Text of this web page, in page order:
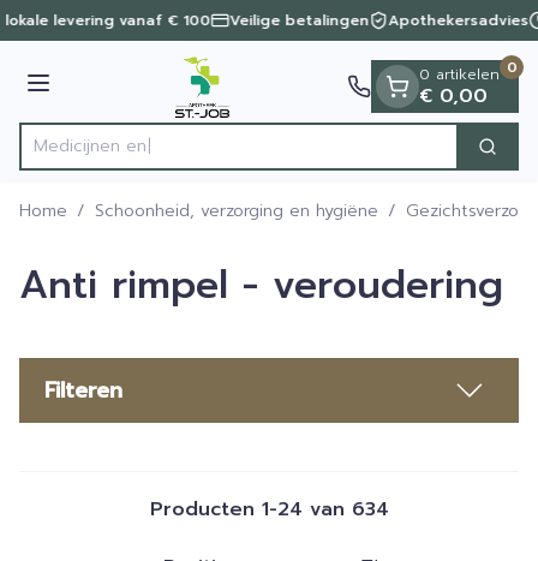
Ga naar de inhoud
1 van 1
levering vanaf € 100 Veilige betalingen Apothekersadvies
Menu
Product, merk, categorie... Zoek
0 artikelen
€ 0,00
0
Home / Schoonheid, verzorging en hygiëne /
Anti rimpel - veroudering
Filteren
Producten 1-24 van 634